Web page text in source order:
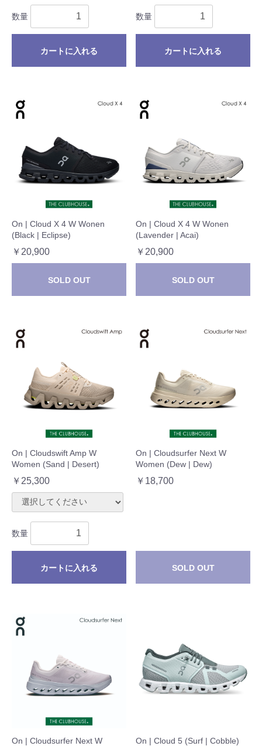
数量
カートに入れる
数量
カートに入れる
On | Cloud X 4 W Wonen
(Black | Eclipse)
￥20,900
SOLD OUT
On | Cloud X 4 W Wonen
(Lavender | Acai)
￥20,900
SOLD OUT
On | Cloudswift Amp W
Women (Sand | Desert)
￥25,300
数量
カートに入れる
On | Cloudsurfer Next W
Women (Dew | Dew)
￥18,700
SOLD OUT
On | Cloudsurfer Next W
On | Cloud 5 (Surf | Cobble)